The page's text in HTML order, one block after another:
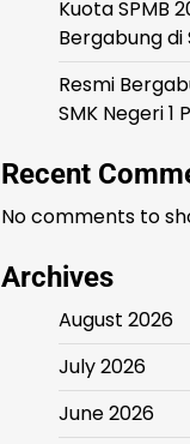
Kuota SPMB
Bergabung di
Resmi
SMK Negeri 1
Recent
No comments to
Archives
August 2026
July 2026
June 2026